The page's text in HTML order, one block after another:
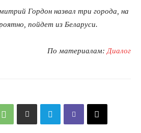
Гордон назвал три города, на
пойдет из Беларуси.
По материалам: Диалог